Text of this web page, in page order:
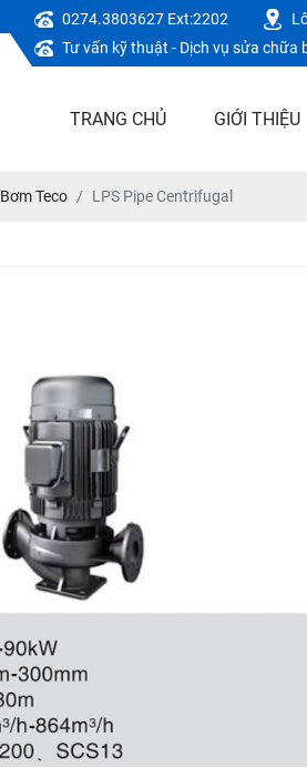
0274.3803627 Ext:2202
Tư vấn kỹ thuật - Dịch vụ sửa
TRANG CHỦ GIỚI THIỆU
Bơm Teco LPS Pipe Centrifugal